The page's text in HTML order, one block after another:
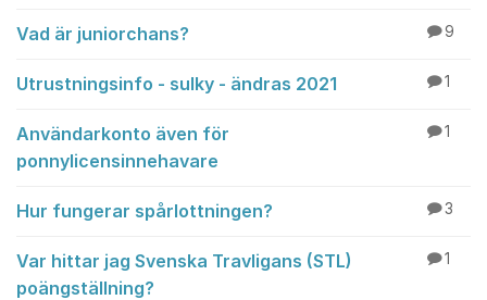
Vad är juniorchans? 9
Utrustningsinfo - sulky - ändras 2021 1
Användarkonto även för
ponnylicensinnehavare
1
Hur fungerar spårlottningen? 3
Var hittar jag Svenska Travligans (STL)
poängställning?
1